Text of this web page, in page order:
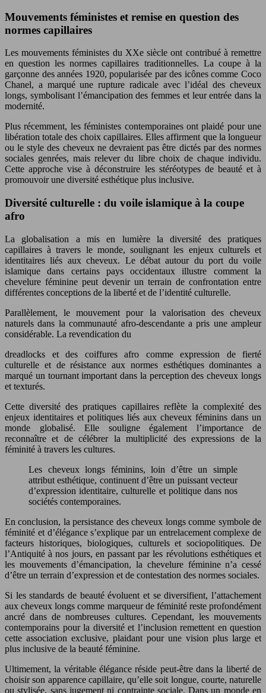
Mouvements féministes et remise en question des
normes capillaires
Les mouvements féministes du XXe siècle ont contribué à remettre
en question les normes capillaires traditionnelles. La coupe à la
garçonne des années 1920, popularisée par des icônes comme Coco
Chanel, a marqué une rupture radicale avec l’idéal des cheveux
longs, symbolisant l’émancipation des femmes et leur entrée dans la
modernité.
Plus récemment, les féministes contemporaines ont plaidé pour une
libération totale des choix capillaires. Elles affirment que la longueur
ou le style des cheveux ne devraient pas être dictés par des normes
sociales genrées, mais relever du libre choix de chaque individu.
Cette approche vise à déconstruire les stéréotypes de beauté et à
promouvoir une diversité esthétique plus inclusive.
Diversité culturelle : du voile islamique à la coupe
afro
La globalisation a mis en lumière la diversité des pratiques
capillaires à travers le monde, soulignant les enjeux culturels et
identitaires liés aux cheveux. Le débat autour du port du voile
islamique dans certains pays occidentaux illustre comment la
chevelure féminine peut devenir un terrain de confrontation entre
différentes conceptions de la liberté et de l’identité culturelle.
Parallèlement, le mouvement pour la valorisation des cheveux
naturels dans la communauté afro-descendante a pris une ampleur
considérable. La revendication du
dreadlocks et des coiffures afro comme expression de fierté
culturelle et de résistance aux normes esthétiques dominantes a
marqué un tournant important dans la perception des cheveux longs
et texturés.
Cette diversité des pratiques capillaires reflète la complexité des
enjeux identitaires et politiques liés aux cheveux féminins dans un
monde globalisé. Elle souligne également l’importance de
reconnaître et de célébrer la multiplicité des expressions de la
féminité à travers les cultures.
Les cheveux longs féminins, loin d’être un simple
attribut esthétique, continuent d’être un puissant vecteur
d’expression identitaire, culturelle et politique dans nos
sociétés contemporaines.
En conclusion, la persistance des cheveux longs comme symbole de
féminité et d’élégance s’explique par un entrelacement complexe de
facteurs historiques, biologiques, culturels et sociopolitiques. De
l’Antiquité à nos jours, en passant par les révolutions esthétiques et
les mouvements d’émancipation, la chevelure féminine n’a cessé
d’être un terrain d’expression et de contestation des normes sociales.
Si les standards de beauté évoluent et se diversifient, l’attachement
aux cheveux longs comme marqueur de féminité reste profondément
ancré dans de nombreuses cultures. Cependant, les mouvements
contemporains pour la diversité et l’inclusion remettent en question
cette association exclusive, plaidant pour une vision plus large et
plus inclusive de la beauté féminine.
Ultimement, la véritable élégance réside peut-être dans la liberté de
choisir son apparence capillaire, qu’elle soit longue, courte, naturelle
ou stylisée, sans jugement ni contrainte sociale. Dans un monde en